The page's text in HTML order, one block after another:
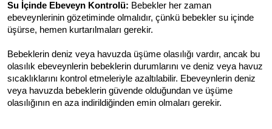
Su İçinde Ebeveyn Kontrolü: Bebekler her zaman
ebeveynlerinin gözetiminde olmalıdır, çünkü bebekler su içinde
üşürse, hemen kurtarılmaları gerekir.
Bebeklerin deniz veya havuzda üşüme olasılığı vardır, ancak bu
olasılık ebeveynlerin bebeklerin durumlarını ve deniz veya havuz
sıcaklıklarını kontrol etmeleriyle azaltılabilir. Ebeveynlerin deniz
veya havuzda bebeklerin güvende olduğundan ve üşüme
olasılığının en aza indirildiğinden emin olmaları gerekir.